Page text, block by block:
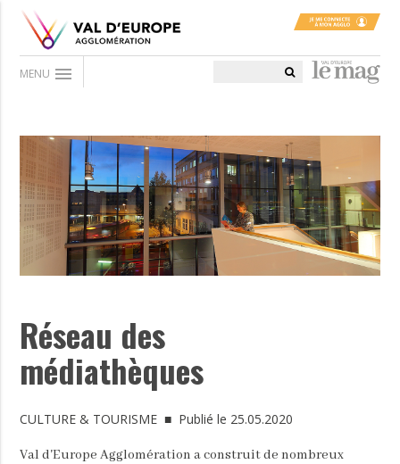
MENU menu
Réseau des
médiathèques
CULTURE & TOURISME ■ Publié le 25.05.2020
Val d'Europe Agglomération a construit de nombreux